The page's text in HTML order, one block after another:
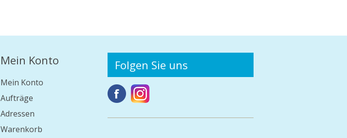
Mein Konto
Mein Konto
Aufträge
Adressen
Warenkorb
Folgen Sie uns